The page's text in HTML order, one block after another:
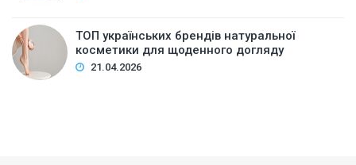
ТОП українських брендів натуральної
косметики для щоденного догляду
21.04.2026